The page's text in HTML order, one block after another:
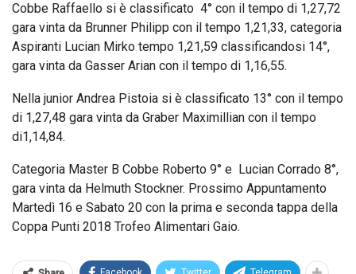
Cobbe Raffaello si è classificato 4° con il tempo di 1,27,72
gara vinta da Brunner Philipp con il tempo 1,21,33, categoria
Aspiranti Lucian Mirko tempo 1,21,59 classificandosi 14°,
gara vinta da Gasser Arian con il tempo di 1,16,55.
Nella junior Andrea Pistoia si è classificato 13° con il tempo
di 1,27,48 gara vinta da Graber Maximillian con il tempo
di1,14,84.
Categoria Master B Cobbe Roberto 9° e Lucian Corrado 8°,
gara vinta da Helmuth Stockner. Prossimo Appuntamento
Martedì 16 e Sabato 20 con la prima e seconda tappa della
Coppa Punti 2018 Trofeo Alimentari Gaio.